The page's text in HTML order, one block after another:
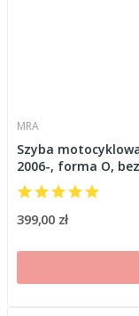
MRA
Szyba motocyklowa
2006-, forma O,
399,00 zł